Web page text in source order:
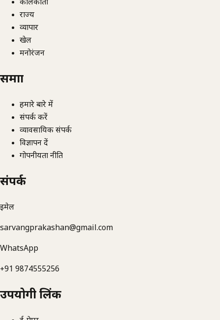
कोलकाता
राज्य
व्यापार
खेल
मनोरंजन
समाज्ञा
हमारे बारे में
संपर्क करें
व्यावसायिक संपर्क
विज्ञापन दें
गोपनीयता नीति
संपर्क
ईमेल
sarvangprakashan@gmail.com
WhatsApp
+91 9874555256
उपयोगी लिंक